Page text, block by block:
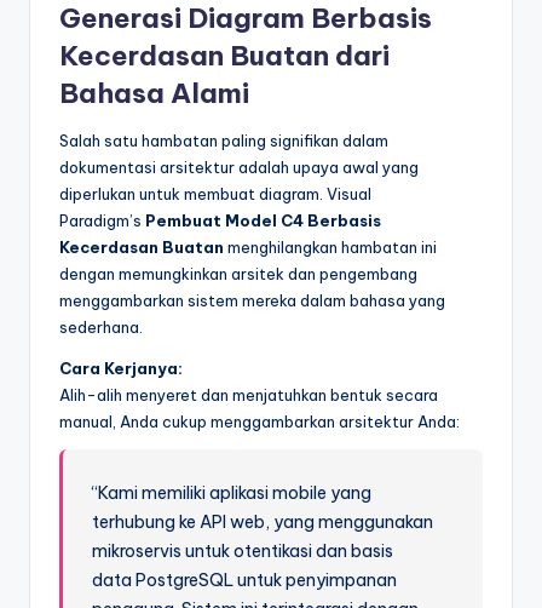
Generasi Diagram Berbasis
Kecerdasan Buatan dari
Bahasa Alami
Salah satu hambatan paling signifikan dalam
dokumentasi arsitektur adalah upaya awal yang
diperlukan untuk membuat diagram. Visual
Paradigm’s Pembuat Model C4 Berbasis
Kecerdasan Buatan menghilangkan hambatan ini
dengan memungkinkan arsitek dan pengembang
menggambarkan sistem mereka dalam bahasa yang
sederhana.
Cara Kerjanya:
Alih-alih menyeret dan menjatuhkan bentuk secara
manual, Anda cukup menggambarkan arsitektur Anda:
“Kami memiliki aplikasi mobile yang
terhubung ke API web, yang menggunakan
mikroservis untuk otentikasi dan basis
data PostgreSQL untuk penyimpanan